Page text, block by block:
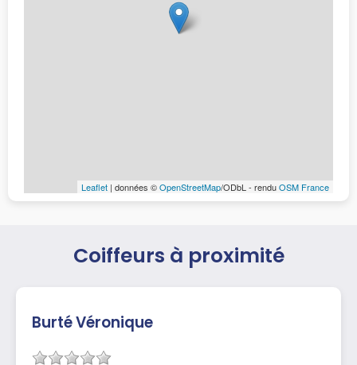
Leaflet | données ©OpenStreetMap/ODbL - renduOSM France
Coiffeurs à proximité
Burté Véronique